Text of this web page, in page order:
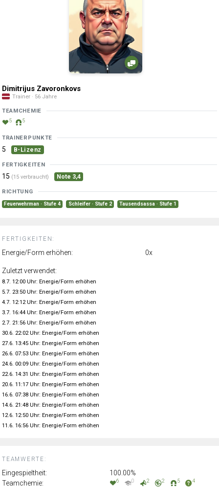
TEAMWERTE:
Eingespieltheit:
100.00%
Teamchemie:
6 0 2 2 5 4
Dimitrijus Zavoronkovs
Trainer · 56 Jahre
TEAMCHEMIE
5 5
TRAINERPUNKTE
5 B-Lizenz
FERTIGKEITEN
15 (15 verbraucht) Note 3,4
RICHTUNG
Feuerwehrman · Stufe 4 Schleifer · Stufe 2 Tausendsassa · Stufe 1
FERTIGKEITEN:
Energie/Form erhöhen: 0x
Zuletzt verwendet:
8.7. 12:00 Uhr: Energie/Form erhöhen
5.7. 23:50 Uhr: Energie/Form erhöhen
4.7. 12:12 Uhr: Energie/Form erhöhen
3.7. 16:44 Uhr: Energie/Form erhöhen
2.7. 21:56 Uhr: Energie/Form erhöhen
30.6. 22:02 Uhr: Energie/Form erhöhen
27.6. 13:45 Uhr: Energie/Form erhöhen
26.6. 07:53 Uhr: Energie/Form erhöhen
24.6. 00:09 Uhr: Energie/Form erhöhen
22.6. 14:31 Uhr: Energie/Form erhöhen
20.6. 11:17 Uhr: Energie/Form erhöhen
16.6. 07:38 Uhr: Energie/Form erhöhen
14.6. 21:48 Uhr: Energie/Form erhöhen
12.6. 12:50 Uhr: Energie/Form erhöhen
11.6. 16:56 Uhr: Energie/Form erhöhen